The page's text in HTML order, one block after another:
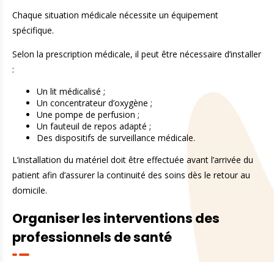
Chaque situation médicale nécessite un équipement
spécifique.
Selon la prescription médicale, il peut être nécessaire d’installer
:
Un lit médicalisé ;
Un concentrateur d’oxygène ;
Une pompe de perfusion ;
Un fauteuil de repos adapté ;
Des dispositifs de surveillance médicale.
L’installation du matériel doit être effectuée avant l’arrivée du
patient afin d’assurer la continuité des soins dès le retour au
domicile.
Organiser les interventions des
professionnels de santé